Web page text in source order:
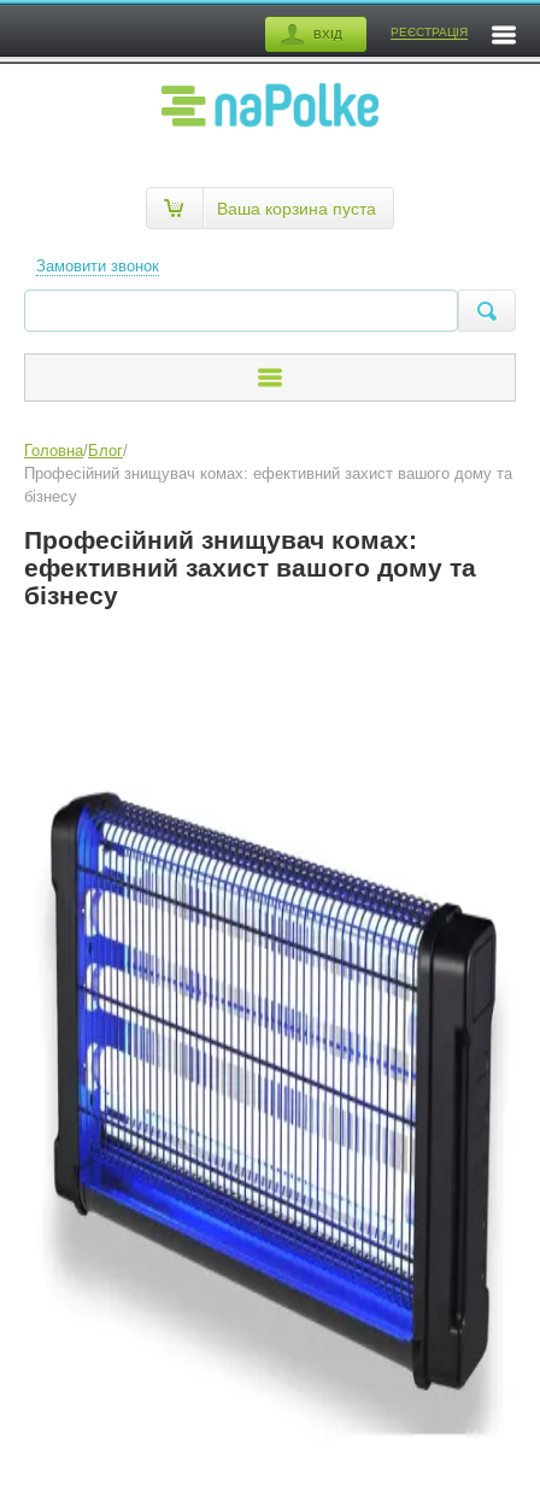
ВХІД РЕЄСТРАЦІЯ
Замовити звонок
Ваша корзина пуста
Головна/Блог/
Професійний знищувач комах: ефективний захист вашого дому та
бізнесу
Професійний знищувач комах:
ефективний захист вашого дому та
бізнесу